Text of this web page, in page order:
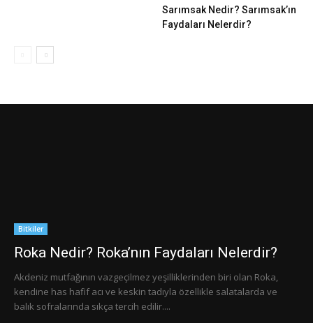
Sarımsak Nedir? Sarımsak’ın
Faydaları Nelerdir?
Bitkiler
Roka Nedir? Roka’nın Faydaları Nelerdir?
Akdeniz mutfağının vazgeçilmez yeşilliklerinden biri olan Roka,
kendine has hafif acı ve keskin tadıyla özellikle salatalarda ve
balık sofralarında sıkça tercih edilir....